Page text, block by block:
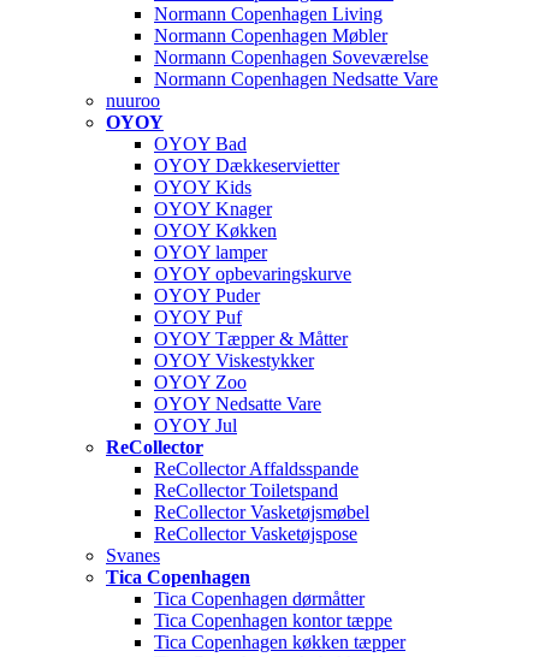
Normann Copenhagen Living
Normann Copenhagen Møbler
Normann Copenhagen Soveværelse
Normann Copenhagen Nedsatte Vare
nuuroo
OYOY
OYOY Bad
OYOY Dækkeservietter
OYOY Kids
OYOY Knager
OYOY Køkken
OYOY lamper
OYOY opbevaringskurve
OYOY Puder
OYOY Puf
OYOY Tæpper & Måtter
OYOY Viskestykker
OYOY Zoo
OYOY Nedsatte Vare
OYOY Jul
ReCollector
ReCollector Affaldsspande
ReCollector Toiletspand
ReCollector Vasketøjsmøbel
ReCollector Vasketøjspose
Svanes
Tica Copenhagen
Tica Copenhagen dørmåtter
Tica Copenhagen kontor tæppe
Tica Copenhagen køkken tæpper